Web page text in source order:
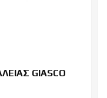
GIASCO